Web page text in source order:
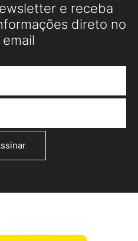
e receba
direto no